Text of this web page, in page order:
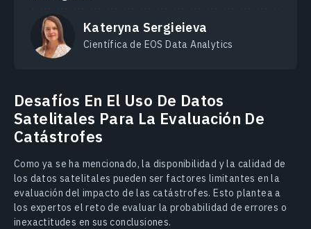
Kateryna Sergieieva
Científica de EOS Data Analytics
Desafíos En El Uso De Datos
Satelitales Para La Evaluación De
Catástrofes
Como ya se ha mencionado, la disponibilidad y la calidad de
los datos satelitales pueden ser factores limitantes en la
evaluación del impacto de las catástrofes. Esto plantea a
los expertos el reto de evaluar la probabilidad de errores o
inexactitudes en sus conclusiones.